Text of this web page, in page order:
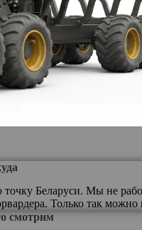
Беларуси. Мы не
Только так
смотрим